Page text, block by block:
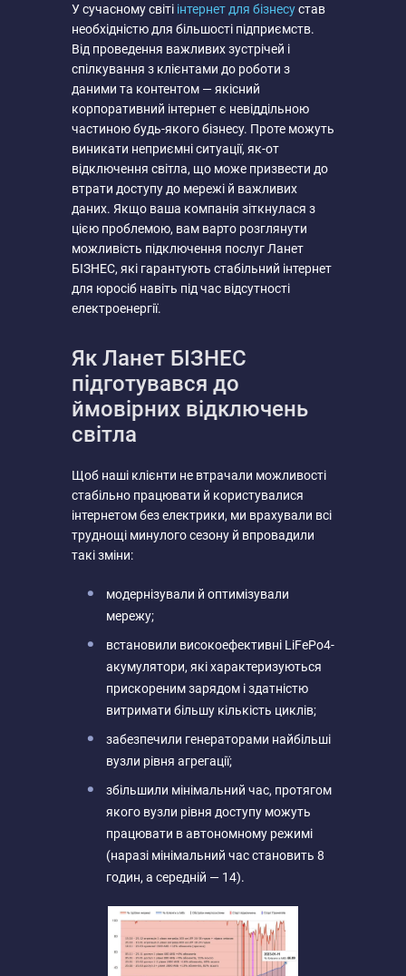
У сучасному світі інтернет для бізнесустав
необхідністю для більшості підприємств.
Від проведення важливих зустрічей і
спілкування з клієнтами до роботи з
даними та контентом — якісний
корпоративний інтернет є невіддільною
частиною будь-якого бізнесу. Проте можуть
виникати неприємні ситуації, як-от
відключення світла, що може призвести до
втрати доступу до мережі й важливих
даних. Якщо ваша компанія зіткнулася з
цією проблемою, вам варто розглянути
можливість підключення послуг Ланет
БІЗНЕС, які гарантують стабільний інтернет
для юросіб навіть під час відсутності
електроенергії.
Як Ланет БІЗНЕС
підготувався до
ймовірних відключень
світла
Щоб наші клієнти не втрачали можливості
стабільно працювати й користувалися
інтернетом без електрики, ми врахували всі
труднощі минулого сезону й впровадили
такі зміни:
модернізували й оптимізували
мережу;
встановили високоефективні LiFePo4-
акумулятори, які характеризуються
прискореним зарядом і здатністю
витримати більшу кількість циклів;
забезпечили генераторами найбільші
вузли рівня агрегації;
збільшили мінімальний час, протягом
якого вузли рівня доступу можуть
працювати в автономному режимі
(наразі мінімальний час становить 8
годин, а середній — 14).